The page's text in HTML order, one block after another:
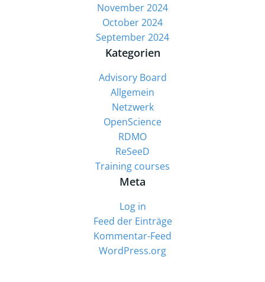
November 2024
October 2024
September 2024
Kategorien
Advisory Board
Allgemein
Netzwerk
OpenScience
RDMO
ReSeeD
Training courses
Meta
Log in
Feed der Einträge
Kommentar-Feed
WordPress.org